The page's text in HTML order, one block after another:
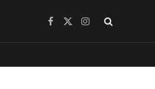
Facebook
X
Instagram